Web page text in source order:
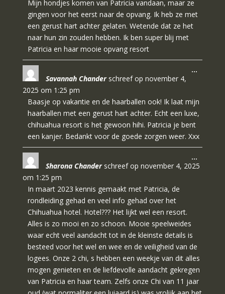
Mijn hondjes komen van Patricia vandaan, maar ze
gingen voor het eerst naar de opvang. Ik heb ze met
een gerust hart achter gelaten. Wetende dat ze het
naar hun zin zouden hebben. Ik ben super blij met
Patricia en haar mooie opvang resort
Savannah Chander schreef op november 4,
2025 om 1:25 pm
Baasje op vakantie en de haarballen ook! Ik laat mijn
haarballen met een gerust hart achter. Echt een luxe,
chihuahua resort is het gewoon hihi. Patricia je bent
een kanjer. Bedankt voor de goede zorgen weer. Xxx
…
Sharona Chander schreef op november 4, 2025
om 1:25 pm
In maart 2023 kennis gemaakt met Patricia, de
rondleiding gehad en veel info gehad over het
Chihuahua hotel. Hotel??? Het lijkt wel een resort.
Alles is zo mooi en zo schoon. Mooie speelweides
waar echt veel aandacht tot in de kleinste details is
besteed voor het wel en wee en de veiligheid van de
logees. Onze 2 chi, s hebben een weekje van dit alles
mogen genieten en de liefdevolle aandacht gekregen
van Patricia en haar team. Zelfs onze Chi van 11 jaar
…
deze